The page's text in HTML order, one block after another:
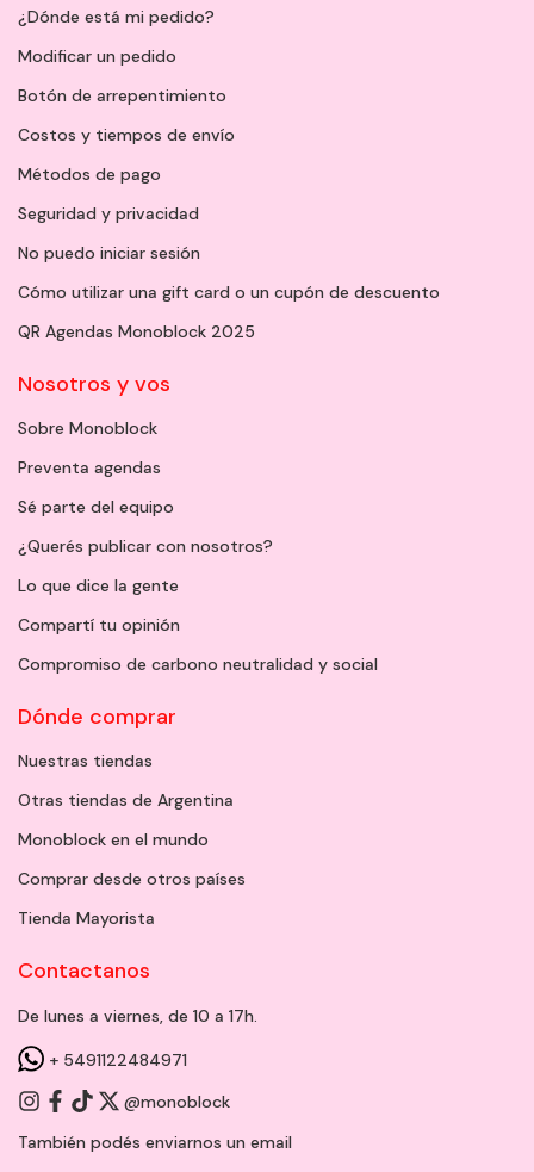
¿Dónde está mi pedido?
Modificar un pedido
Botón de arrepentimiento
Costos y tiempos de envío
Métodos de pago
Seguridad y privacidad
No puedo iniciar sesión
Cómo utilizar una gift card o un cupón de descuento
QR Agendas Monoblock 2025
Nosotros y vos
Sobre Monoblock
Preventa agendas
Sé parte del equipo
¿Querés publicar con nosotros?
Lo que dice la gente
Compartí tu opinión
Compromiso de carbono neutralidad y social
Dónde comprar
Nuestras tiendas
Otras tiendas de Argentina
Monoblock en el mundo
Comprar desde otros países
Tienda Mayorista
Contactanos
De lunes a viernes, de 10 a 17h.
+ 5491122484971
@monoblock
También podés enviarnos un email